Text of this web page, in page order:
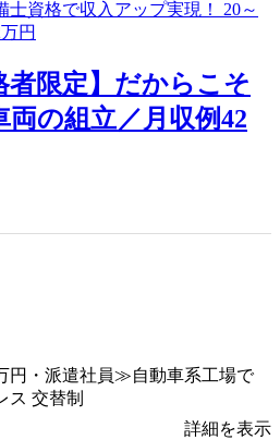
者限定】だからこそ
の組立／月収例42
円・派遣社員≫自動車系工場で
ス 交替制
詳細を表示